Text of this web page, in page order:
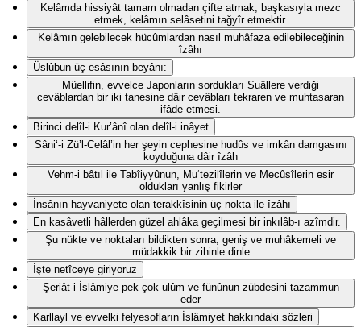
Kelâmda hissiyât tamam olmadan çifte atmak, başkasıyla mezc
etmek, kelâmın selâsetini tağyîr etmektir.
Kelâmın gelebilecek hücûmlardan nasıl muhâfaza edilebileceğinin
îzâhı
Üslûbun üç esâsının beyânı:
Müellifin, evvelce Japonların sordukları Suâllere verdiği
cevâblardan bir iki tanesine dâir cevâbları tekraren ve muhtasaran
ifâde etmesi.
Birinci delîl-i Kur’ânî olan delîl-i inâyet
Sâni‘-i Zü’l-Celâl’in her şeyin cephesine hudûs ve imkân damgasını
koyduğuna dâir îzâh
Vehm-i bâtıl ile Tabîiyyûnun, Mu‘tezilîlerin ve Mecûsîlerin esir
oldukları yanlış fikirler
İnsânın hayvaniyete olan terakkîsinin üç nokta ile îzâhı
En kasâvetli hâllerden güzel ahlâka geçilmesi bir inkılâb-ı azîmdir.
Şu nükte ve noktaları bildikten sonra, geniş ve muhâkemeli ve
müdakkik bir zihinle dinle
İşte netîceye giriyoruz
Şeriât-i İslâmiye pek çok ulûm ve fünûnun zübdesini tazammun
eder
Karllayl ve evvelki felyesofların İslâmiyet hakkındaki sözleri